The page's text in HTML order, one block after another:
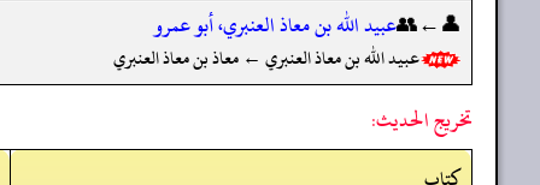
👤←👥عبيد الله بن معاذ العنبري، أبو عمرو
عبيد الله بن معاذ العنبري ← معاذ بن معاذ العنبري
تخريج الحديث: